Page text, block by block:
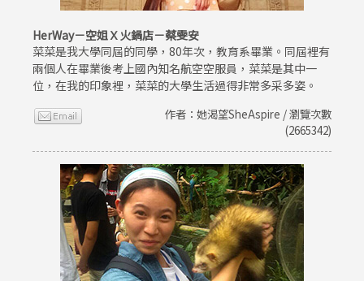
HerWay－空姐Ｘ火鍋店－蔡雯安
菜菜是我大學同屆的同學，80年次，教育系畢業。同屆裡有
兩個人在畢業後考上國內知名航空空服員，菜菜是其中一
位，在我的印象裡，菜菜的大學生活過得非常多采多姿。
作者：她渴望SheAspire / 瀏覽次數
(2665342)